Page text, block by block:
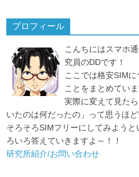
プロフィール
こんちにはスマホ
究員のDDです！
ここでは格安SIM
ことをまとめていま
実際に変えて見た
いたのは何だったの」って思うほど
そろそろSIMフリーにしてみよう
ろいろ答えていきますよ～！！
研究所紹介/お問い合わせ